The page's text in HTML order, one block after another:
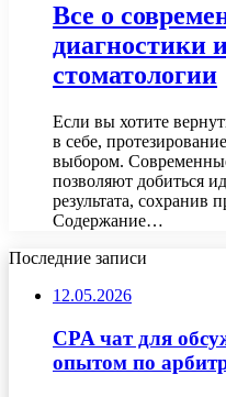
Все о
диагностики
стоматологии
Если вы хотите
в себе,
выбором.
позволяют добиться
результата, сохранив
Содержание…
Последние записи
12.05.2026
CPA чат для
опытом по